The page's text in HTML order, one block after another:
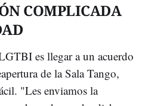
COMPLICADA
es llegar a un acuerdo
de la Sala Tango,
"Les enviamos la